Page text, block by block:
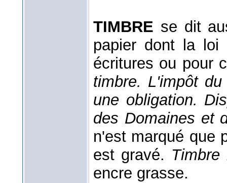
TIMBRE se dit
papier dont la loi
écritures ou pour
timbre. L'impôt
une obligation.
des Domaines et
n'est marqué que
est gravé.
encre grasse.